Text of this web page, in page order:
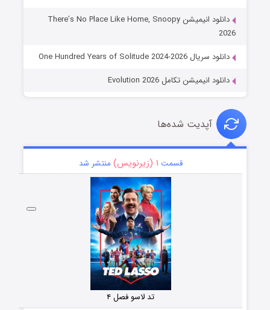
دانلود انیمیشن There’s No Place Like Home, Snoopy
2026
دانلود سریال One Hundred Years of Solitude 2024-2026
دانلود انیمیشن تکامل Evolution 2026
آپدیت شده‌ها
قسمت ۱ (زیرنویس) منتشر شد
تد لاسو فصل ۴